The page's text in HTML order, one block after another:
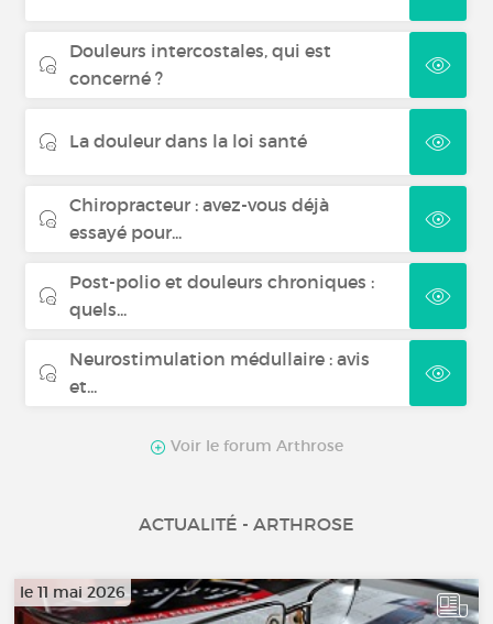
Douleurs intercostales, qui est
concerné ?
La douleur dans la loi santé
Chiropracteur : avez-vous déjà
essayé pour...
Post-polio et douleurs chroniques :
quels...
Neurostimulation médullaire : avis
et...
Voir le forum Arthrose
ACTUALITÉ - ARTHROSE
le 11 mai 2026